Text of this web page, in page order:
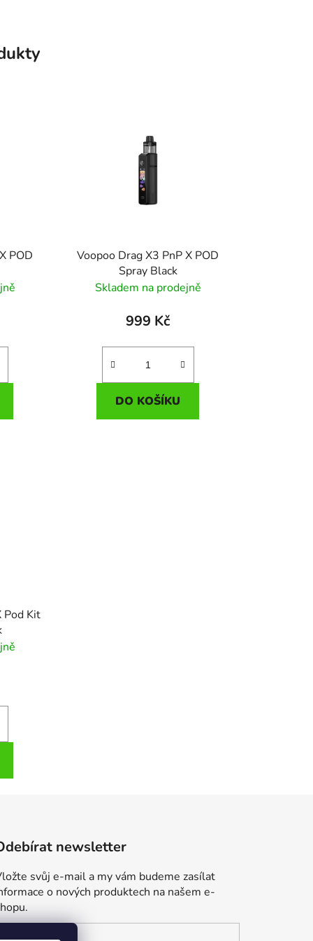
POD
Voopoo Drag X3 PnP X POD
Spray Black
Skladem na prodejně
999 Kč
DO KOŠÍKU
Pod Kit
newsletter
svůj e-mail a my vám budeme zasílat
o nových produktech na našem e-